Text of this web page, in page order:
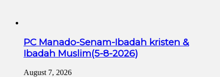
PC Manado-Senam-Ibadah kristen &
Ibadah Muslim(5-8-2026)
August 7, 2026